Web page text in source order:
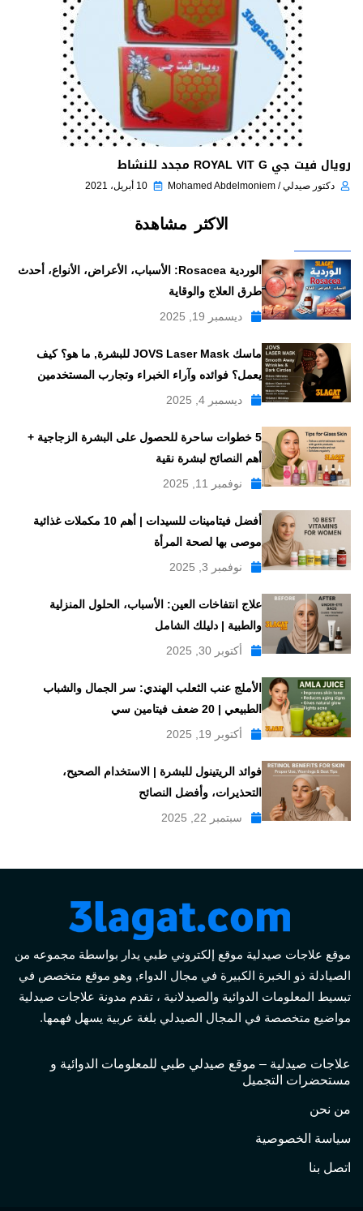
رويال فيت جي ROYAL VIT G مجدد للنشاط
دكتور صيدلي / Mohamed Abdelmoniem 10 أبريل، 2021
الاكثر مشاهدة
الوردية Rosacea: الأسباب، الأعراض، الأنواع، أحدث
طرق العلاج والوقاية
ديسمبر 19, 2025
ماسك JOVS Laser Mask للبشرة, ما هو؟ كيف
يعمل؟ فوائده وآراء الخبراء وتجارب المستخدمين
ديسمبر 4, 2025
5 خطوات ساحرة للحصول على البشرة الزجاجية +
أهم النصائح لبشرة نقية
نوفمبر 11, 2025
أفضل فيتامينات للسيدات | أهم 10 مكملات غذائية
موصى بها لصحة المرأة
نوفمبر 3, 2025
علاج انتفاخات العين: الأسباب، الحلول المنزلية
والطبية | دليلك الشامل
أكتوبر 30, 2025
الأملج عنب الثعلب الهندي: سر الجمال والشباب
الطبيعي | 20 ضعف فيتامين سي
أكتوبر 19, 2025
فوائد الريتينول للبشرة | الاستخدام الصحيح،
التحذيرات، وأفضل النصائح
سبتمبر 22, 2025
موقع علاجات صيدلية موقع إلكتروني طبي يدار بواسطة مجموعه من
الصيادلة ذو الخبرة الكبيرة في مجال الدواء, وهو موقع متخصص في
تبسيط المعلومات الدوائية والصيدلانية ، تقدم مدونة علاجات صيدلية
مواضيع متخصصة في المجال الصيدلي بلغة عربية يسهل فهمها.
علاجات صيدلية – موقع صيدلي طبي للمعلومات الدوائية و
مستحضرات التجميل
من نحن
سياسة الخصوصية
اتصل بنا